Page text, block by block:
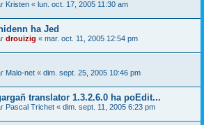
Kristen « lun. oct. 17, 2005 11:30 am
ha Jed
drouizig « mar. oct. 11, 2005 12:54 pm
Malo-net « dim. sept. 25, 2005 10:46 pm
translator 1.3.2.6.0 ha poEdit...
Pascal Trichet « dim. sept. 11, 2005 6:23 pm